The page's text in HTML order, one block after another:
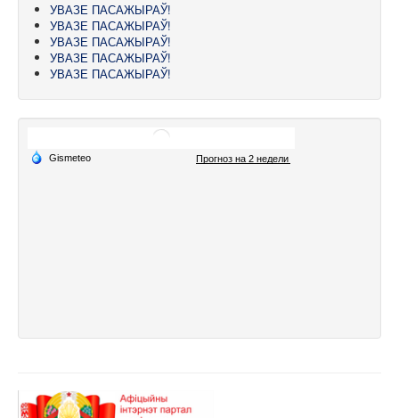
УВАЗЕ ПАСАЖЫРАЎ!
УВАЗЕ ПАСАЖЫРАЎ!
УВАЗЕ ПАСАЖЫРАЎ!
УВАЗЕ ПАСАЖЫРАЎ!
УВАЗЕ ПАСАЖЫРАЎ!